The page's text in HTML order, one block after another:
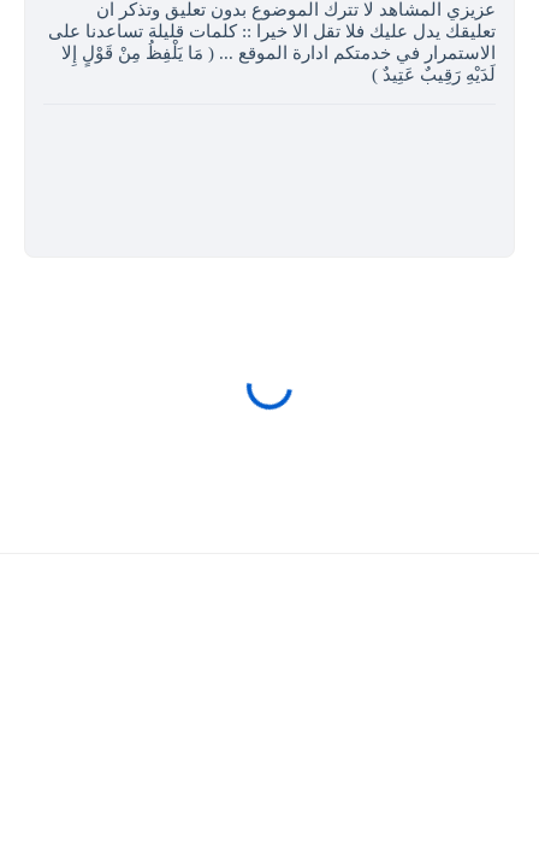
عزيزي المشاهد لا تترك الموضوع بدون تعليق وتذكر ان
تعليقك يدل عليك فلا تقل الا خيرا :: كلمات قليلة تساعدنا على
الاستمرار في خدمتكم ادارة الموقع ... ( مَا يَلْفِظُ مِنْ قَوْلٍ إِلا
لَدَيْهِ رَقِيبٌ عَتِيدٌ )